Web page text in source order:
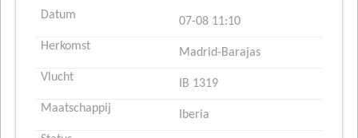
07-08 11:10
Madrid-Barajas
IB 1319
Iberia